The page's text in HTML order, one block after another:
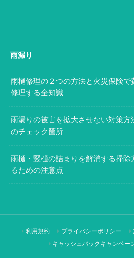
雨漏り
雨樋修理の２つの方法と火災保険で
修理する全知識
雨漏りの被害を拡大させない対策方
のチェック箇所
雨樋・竪樋の詰まりを解消する掃除
るための注意点
利用規約 プライバシーポリシー
キャッシュバックキャンペー